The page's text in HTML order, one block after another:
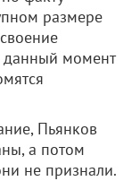
размере
данный момент
Пьянков
а потом
не признали.